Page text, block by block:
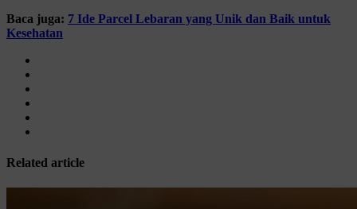
Baca juga: 7 Ide Parcel Lebaran yang Unik dan Baik untuk
Kesehatan
Related article